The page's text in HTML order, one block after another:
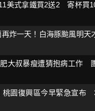
美式拿鐵買2送2 寄杯買
再炸一天！白海豚颱風明
大叔暴瘦遭猜抱病工作
桃園復興區今早緊急宣布